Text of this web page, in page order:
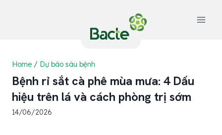
Home / Dự báo sâu bệnh
Bệnh rỉ sắt cà phê mùa mưa: 4 Dấu
hiệu trên lá và cách phòng trị sớm
14/06/2026